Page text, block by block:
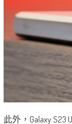
此外，Galaxy